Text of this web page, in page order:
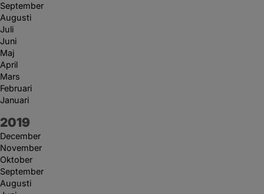
September
Augusti
Juli
Juni
Maj
April
Mars
Februari
Januari
År:
2019
December
November
Oktober
September
Augusti